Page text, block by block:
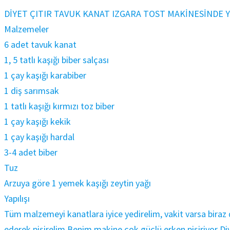
DİYET ÇITIR TAVUK KANAT IZGARA TOST MAKİNESİNDE
Malzemeler
6 adet tavuk kanat
1, 5 tatlı kaşığı biber salçası
1 çay kaşığı karabiber
1 diş sarımsak
1 tatlı kaşığı kırmızı toz biber
1 çay kaşığı kekik
1 çay kaşığı hardal
3-4 adet biber
Tuz
Arzuya göre 1 yemek kaşığı zeytin yağı
Yapılışı
Tüm malzemeyi kanatlara iyice yedirelim, vakit varsa